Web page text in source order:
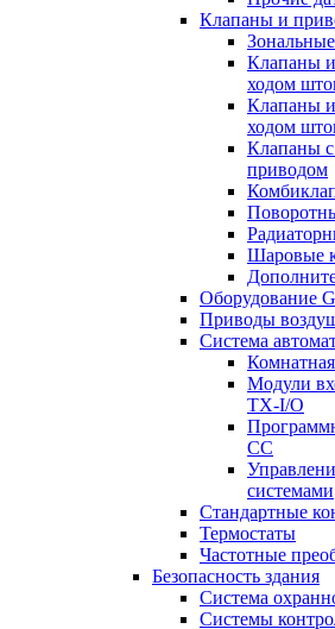
Клапаны и
Клапаны
ходом
Клапаны
ходом
Клапаны
приводом
Шаровые
Оборудование
Приводы
Система
Модули
TX-I/O
CC
системами
Стандартные
Термостаты
Частотные
Безопасность здания
Система
Системы